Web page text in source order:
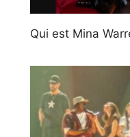
Qui est Mina